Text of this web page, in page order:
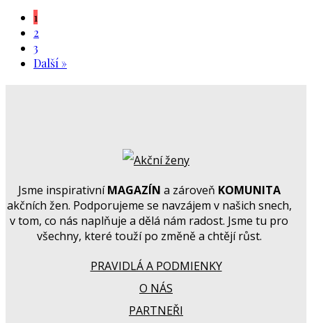
1
2
3
Další »
Jsme inspirativníMAGAZÍN a zároveň KOMUNITA
akčních žen. Podporujeme se navzájem v našich snech,
v tom, co nás naplňuje a dělá nám radost. Jsme tu pro
všechny, které touží po změně a chtějí růst.
PRAVIDLÁ A PODMIENKY
O NÁS
PARTNEŘI